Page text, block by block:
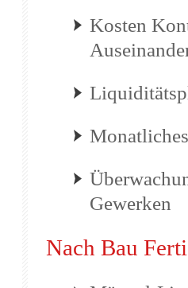
Kosten
Gewerken
Nach Bau